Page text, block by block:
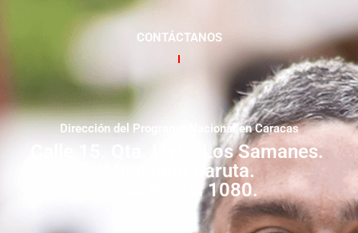
CONTÁCTANOS
Dirección del Programa Nacional en Caracas
Calle 15. Qta. Livia. Los Samanes.
Municipio Baruta.
Zona Postal 1080.